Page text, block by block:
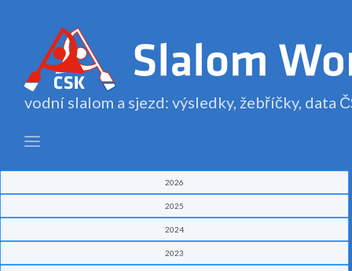
vodní slalom a sjezd: výsledky, žebříčky, data
2026
2025
2024
2023